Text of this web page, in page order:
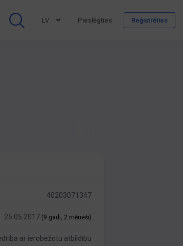
LV Pieslēgties Reģistrēties
40203071347
25.05.2017 (9 gadi, 2 mēneši)
ar ierobežotu atbildību